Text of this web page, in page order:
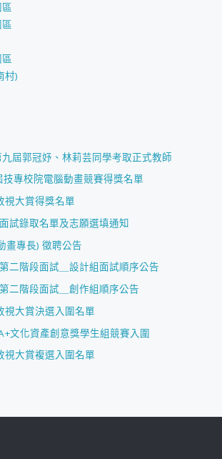
村)
九屆郭冠妤、林莉芸同學考取正式教師
技專校院電腦動畫競賽得獎名單
視大賞得獎名單
試錄取名單及志願選填通知
畫專長) 徵聘公告
二階段面試＿設計組面試順序公告
二階段面試＿創作組順序公告
視大賞決選入圍名單
文化資產創意獎學生組競賽入圍
視大賞複選入圍名單